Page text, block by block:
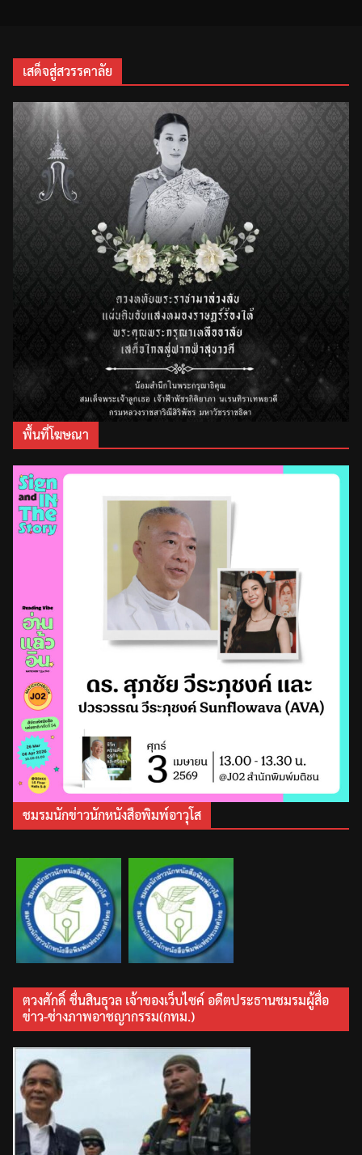
เสด็จสู่สวรรคาลัย
พื้นที่โฆษณา
ชมรมนักข่าวนักหนังสือพิมพ์อาวุโส
ตวงศักดิ์ ชื่นสินธุวล เจ้าของเว็บไซค์ อดีตประธานชมรมผู้สื่อ
ข่าว-ช่างภาพอาชญากรรม(กทม.)